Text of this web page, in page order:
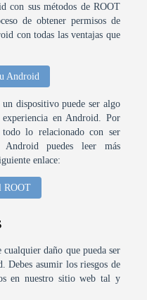
con sus métodos de ROOT
de obtener permisos de
con todas las ventajas que
Android
dispositivo puede ser algo
en Android. Por
lo relacionado con ser
puedes leer más
enlace:
ROOT
cualquier daño que pueda ser
Debes asumir los riesgos de
en nuestro sitio web tal y